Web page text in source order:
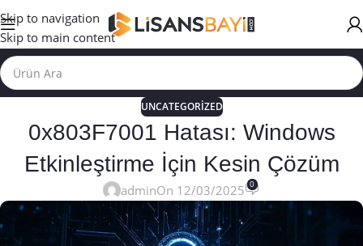
Skip to navigation
Skip to main content
UNCATEGORIZED
0x803F7001 Hatası: Windows
Etkinleştirme İçin Kesin Çözüm
adminOn 12/03/2025 0